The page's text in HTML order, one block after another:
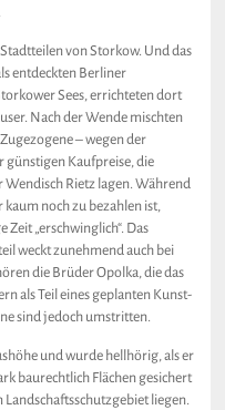
von Storkow. Und das
entdeckten Berliner
Sees, errichteten dort
Nach der Wende mischten
– wegen der
günstigen Kaufpreise, die
Rietz lagen. Während
noch zu bezahlen ist,
„erschwinglich“. Das
weckt zunehmend auch bei
die Brüder Opolka, die das
als Teil eines geplanten Kunst-
sind jedoch umstritten.
und wurde hellhörig, als er
baurechtlich Flächen gesichert
liegen.